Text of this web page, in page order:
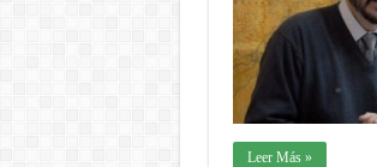
Leer Más »